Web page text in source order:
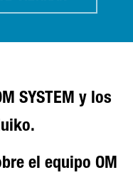
SYSTEM y los
el equipo OM